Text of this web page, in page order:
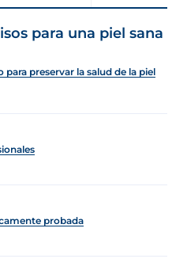
para una piel sana
preservar la salud de la piel
probada